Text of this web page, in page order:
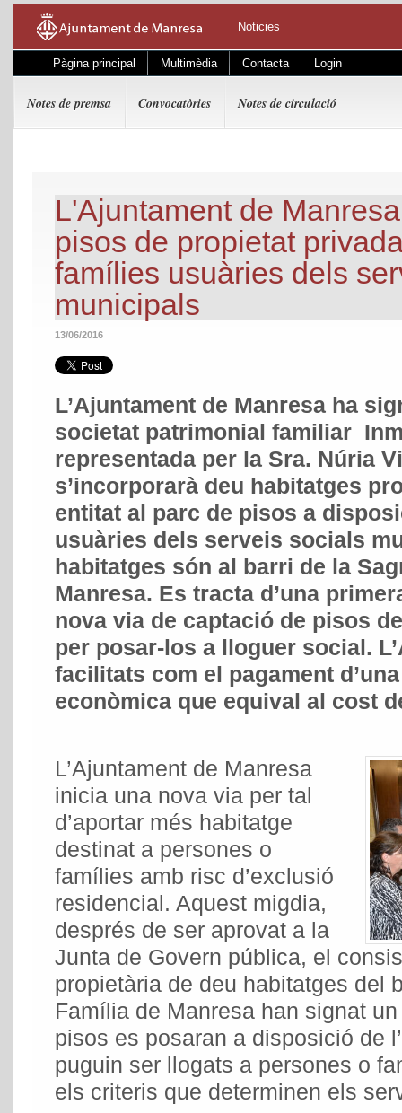
Noticies
Pàgina principal Multimèdia Contacta Login
Notes de premsa Convocatòries Notes de circulació
L'Ajuntament de
pisos de propietat
famílies usuàries dels
municipals
13/06/2016
L’Ajuntament de Manresa ha
societat patrimonial familiar
representada per la Sra. Núria
s’incorporarà deu habitatges
entitat al parc de pisos a
usuàries dels serveis socials
habitatges són al barri de la
Manresa. Es tracta d’una
nova via de captació de pisos
per posar-los a lloguer social.
facilitats com el pagament
econòmica que equival al cost
L’Ajuntament de Manresa
inicia una nova via per tal
d’aportar més habitatge
destinat a persones o
famílies amb risc d’exclusió
residencial. Aquest migdia,
després de ser aprovat a la
Junta de Govern pública, el
propietària de deu habitatges del
Família de Manresa han signat
pisos es posaran a disposició de
puguin ser llogats a persones o
els criteris que determinen els